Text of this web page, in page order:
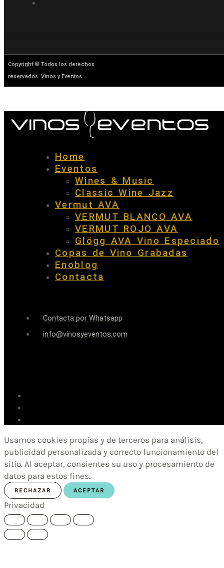
Copyright © Todos los derechos
reservados. Vinos y Eventos
Home
Eventos
Wines & Music
Classic Wine Jazz
Vermut AVA
VERMUT BLANCO AVA
VERMUT ROJO AVA
Glögg AVA Vino Especiado
Copas de Vino Grabadas
Enoblog
Contacta
Contacta por Whatsapp
info@vinosyeventos.com
Usamos cookies propias y de terceros para análisis,
publicidad personalizada y correcto funcionamiento del
sitio. Al aceptar, consientes su uso y procesamiento de
datos para estos fines.
RECHAZAR ACEPTAR
Privacidad